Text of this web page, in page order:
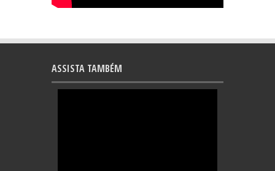
ASSISTA TAMBÉM